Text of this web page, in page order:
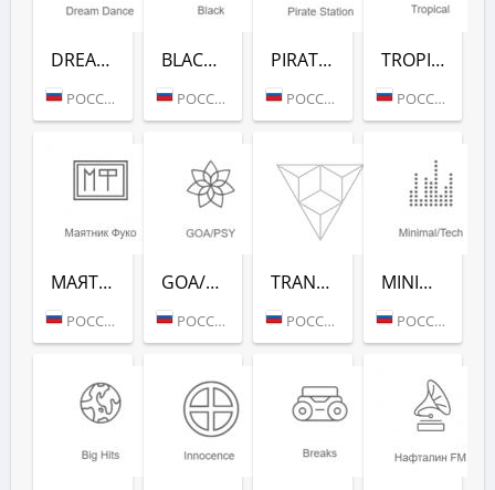
DREAM DANCE (РАДИО РЕКОРД)
РОССИЯ (МОСКВА)
BLACK RAP (РАДИО РЕКОРД)
РОССИЯ (МОСКВА)
PIRATE STATION (РАДИО РЕКОРД)
РОССИЯ (МОСКВА)
TROPICAL (РАДИО РЕКОРД)
РОССИЯ (МОСКВА)
МАЯТНИК ФУКО (РАДИО РЕКОРД)
РОССИЯ (МОСКВА)
GOA/PSY (РАДИО РЕКОРД)
РОССИЯ (МОСКВА)
TRANCE CLASSICS (РАДИО РЕКОРД)
РОССИЯ (МОСКВА)
MINIMAL/TECH (РАДИО РЕКОРД)
РОССИЯ (МОСКВА)